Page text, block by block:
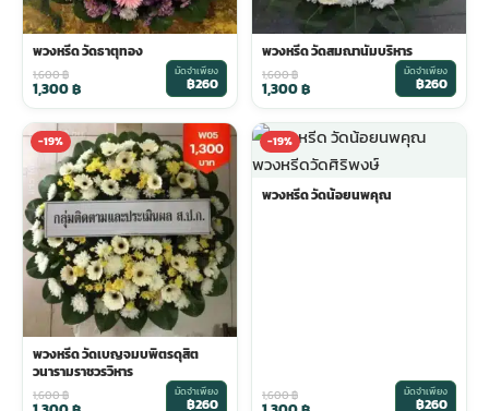
พวงหรีด วัดธาตุทอง
1,600฿
1,300฿
มัดจำเพียง
฿260
พวงหรีด วัดสมณานัมบริหาร
1,600฿
1,300฿
มัดจำเพียง
฿260
-19%
พวงหรีด วัดเบญจมบพิตรดุสิต
วนารามราชวรวิหาร
1,600฿ มัดจำเพียง
฿260
-19%
พวงหรีด วัดน้อยนพคุณ
1,600฿ มัดจำเพียง
฿260